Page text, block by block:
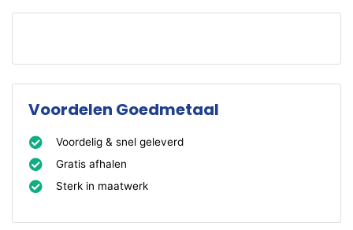
Voordelen Goedmetaal
Voordelig & snel geleverd
Gratis afhalen
Sterk in maatwerk